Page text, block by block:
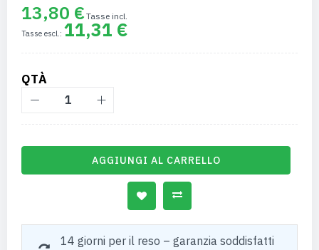
13,80 €
11,31 €
QTÀ
AGGIUNGI AL CARRELLO
14 giorni per il reso – garanzia soddisfatti